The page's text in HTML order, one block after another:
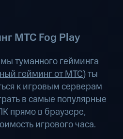
МТС Fog Play
туманного гейминга
гейминг от МТС) ты
к игровым серверам
в самые популярные
прямо в браузере,
игрового часа.